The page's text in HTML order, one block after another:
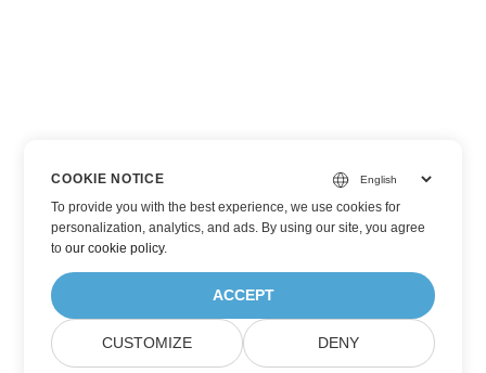
COOKIE NOTICE
To provide you with the best experience, we use cookies for
personalization, analytics, and ads. By using our site, you agree
toour cookie policy.
ACCEPT
CUSTOMIZE DENY